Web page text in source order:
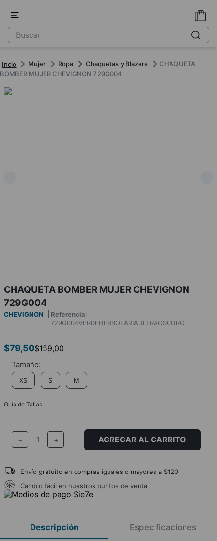
Mujer Ropa Chaquetas y Blazers
CHAQUETA
BOMBER MUJER CHEVIGNON 729G004
CHAQUETA BOMBER MUJER CHEVIGNON
729G004
CHEVIGNON Referencia:
729G004VERDEHERBOLARIAULTRAOSCURO
$79,50$159,00
XS S M
Guía de Tallas
＋
－ AGREGAR AL CARRITO
Envío gratuito en compras iguales o mayores a $120
Cambio fácil en nuestros puntos de venta
Descripción Especificaciones